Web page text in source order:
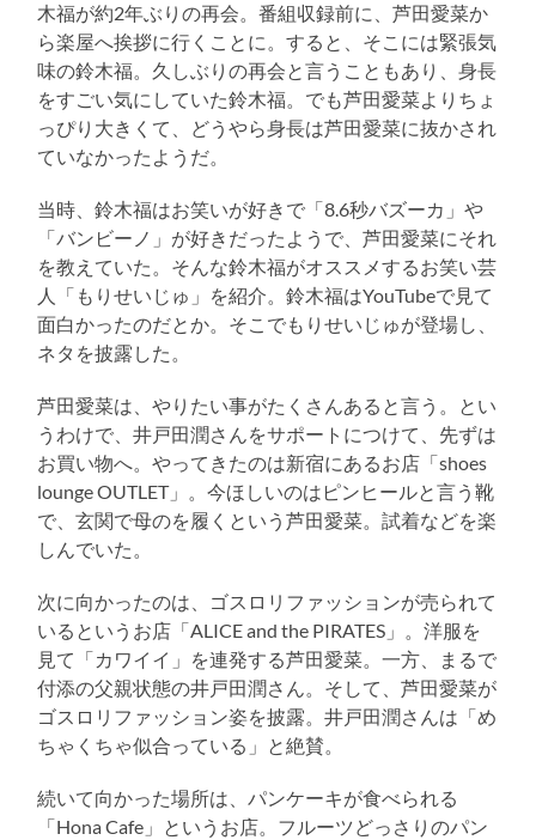
木福が約2年ぶりの再会。番組収録前に、芦田愛菜か
ら楽屋へ挨拶に行くことに。すると、そこには緊張気
味の鈴木福。久しぶりの再会と言うこともあり、身長
をすごい気にしていた鈴木福。でも芦田愛菜よりちょ
っぴり大きくて、どうやら身長は芦田愛菜に抜かされ
ていなかったようだ。
当時、鈴木福はお笑いが好きで「8.6秒バズーカ」や
「バンビーノ」が好きだったようで、芦田愛菜にそれ
を教えていた。そんな鈴木福がオススメするお笑い芸
人「もりせいじゅ」を紹介。鈴木福はYouTubeで見て
面白かったのだとか。そこでもりせいじゅが登場し、
ネタを披露した。
芦田愛菜は、やりたい事がたくさんあると言う。とい
うわけで、井戸田潤さんをサポートにつけて、先ずは
お買い物へ。やってきたのは新宿にあるお店「shoes
lounge OUTLET」。今ほしいのはピンヒールと言う靴
で、玄関で母のを履くという芦田愛菜。試着などを楽
しんでいた。
次に向かったのは、ゴスロリファッションが売られて
いるというお店「ALICE and the PIRATES」。洋服を
見て「カワイイ」を連発する芦田愛菜。一方、まるで
付添の父親状態の井戸田潤さん。そして、芦田愛菜が
ゴスロリファッション姿を披露。井戸田潤さんは「め
ちゃくちゃ似合っている」と絶賛。
続いて向かった場所は、パンケーキが食べられる
「Hona Cafe」というお店。フルーツどっさりのパン